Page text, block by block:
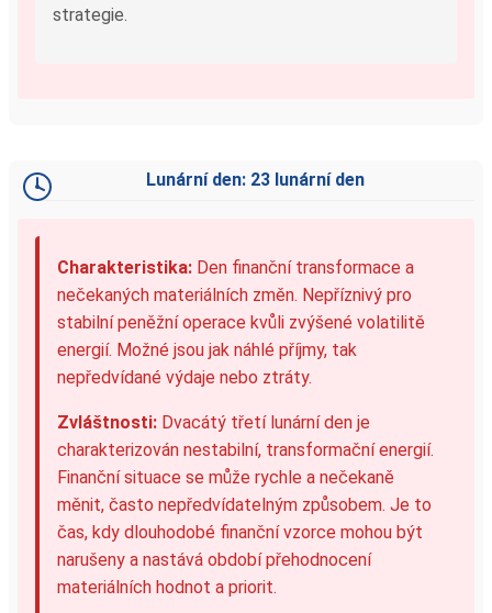
strategie.
Lunární den: 23 lunární den
Charakteristika: Den finanční transformace a
nečekaných materiálních změn. Nepříznivý pro
stabilní peněžní operace kvůli zvýšené volatilitě
energií. Možné jsou jak náhlé příjmy, tak
nepředvídané výdaje nebo ztráty.
Zvláštnosti: Dvacátý třetí lunární den je
charakterizován nestabilní, transformační energií.
Finanční situace se může rychle a nečekaně
měnit, často nepředvídatelným způsobem. Je to
čas, kdy dlouhodobé finanční vzorce mohou být
narušeny a nastává období přehodnocení
materiálních hodnot a priorit.